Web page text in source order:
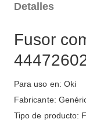
Detalles
Fusor
Para uso en: Oki
Fabricante:
Tipo de producto: